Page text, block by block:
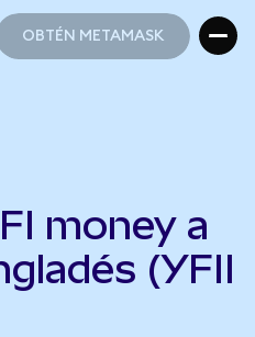
OBTÉN METAMASK
money a
(YFII